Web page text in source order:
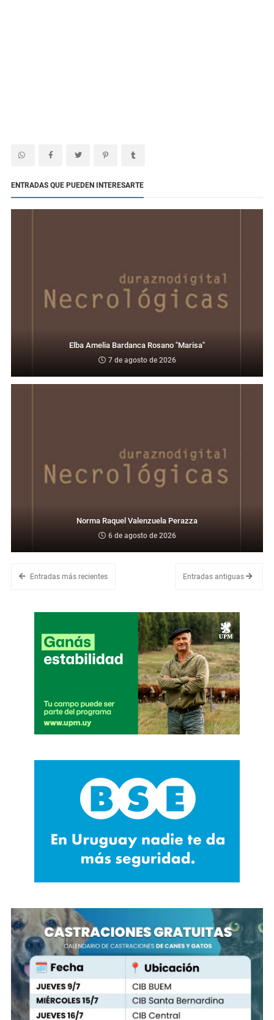
ENTRADAS QUE PUEDEN INTERESARTE
Elba Amelia Bardanca Rosano "Marisa"
7 de agosto de 2026
Norma Raquel Valenzuela Perazza
6 de agosto de 2026
Entradas más recientes Entradas antiguas